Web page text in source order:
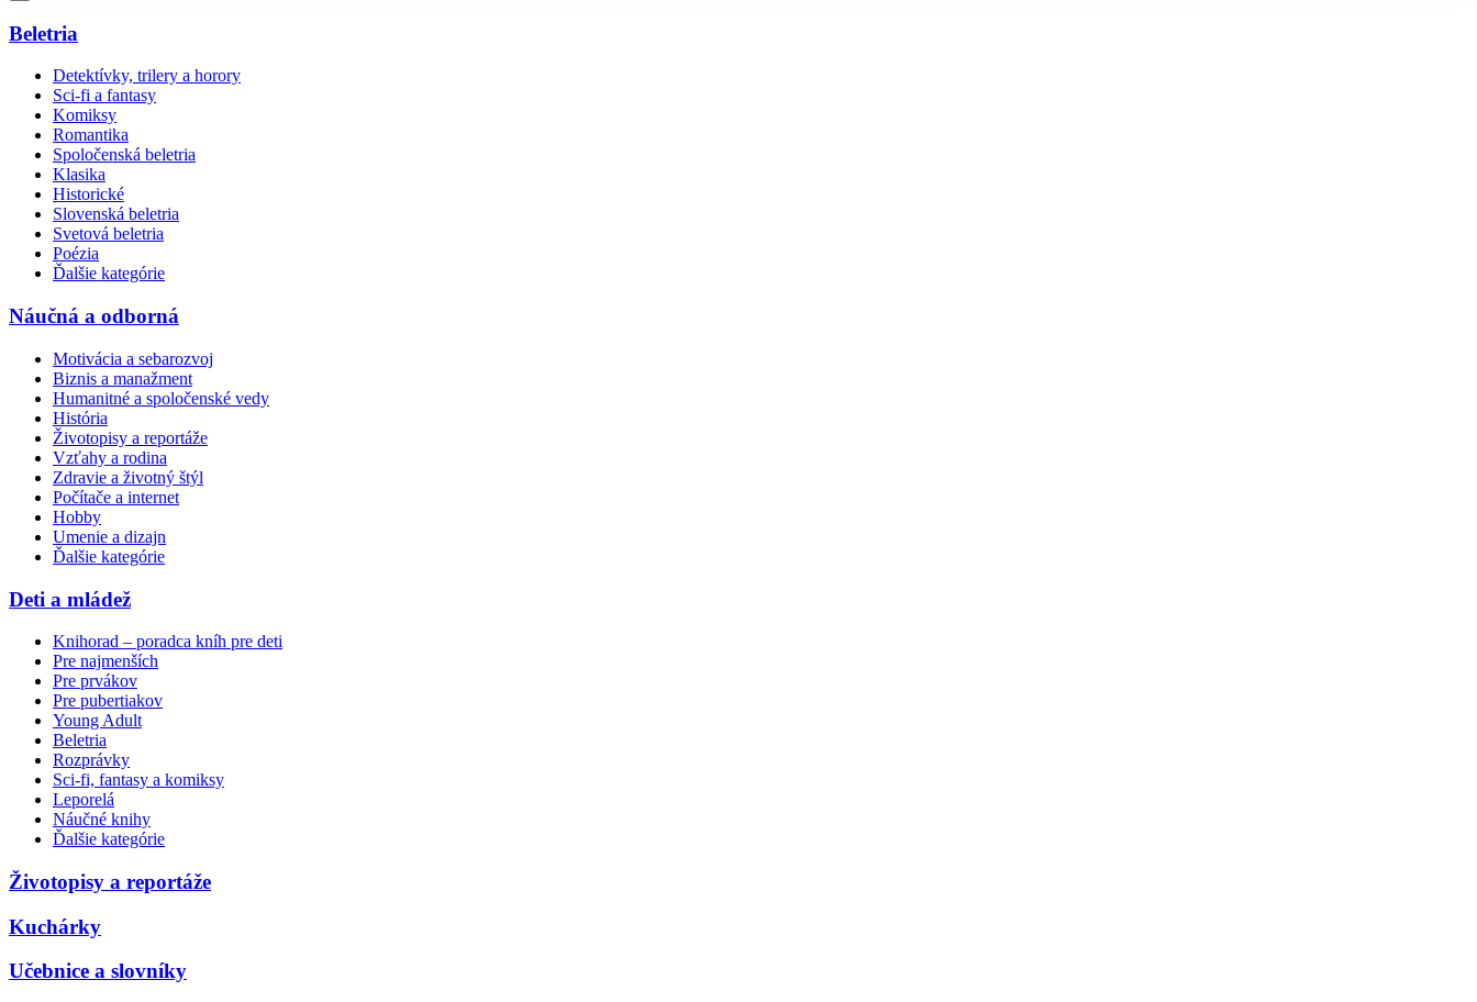
Beletria
Detektívky, trilery a horory
Sci-fi a fantasy
Komiksy
Romantika
Spoločenská beletria
Klasika
Historické
Slovenská beletria
Svetová beletria
Poézia
Ďalšie kategórie
Náučná a odborná
Motivácia a sebarozvoj
Biznis a manažment
Humanitné a spoločenské vedy
História
Životopisy a reportáže
Vzťahy a rodina
Zdravie a životný štýl
Počítače a internet
Hobby
Umenie a dizajn
Ďalšie kategórie
Deti a mládež
Knihorad – poradca kníh pre deti
Pre najmenších
Pre prvákov
Pre pubertiakov
Young Adult
Beletria
Rozprávky
Sci-fi, fantasy a komiksy
Leporelá
Náučné knihy
Ďalšie kategórie
Životopisy a reportáže
Kuchárky
Učebnice a slovníky